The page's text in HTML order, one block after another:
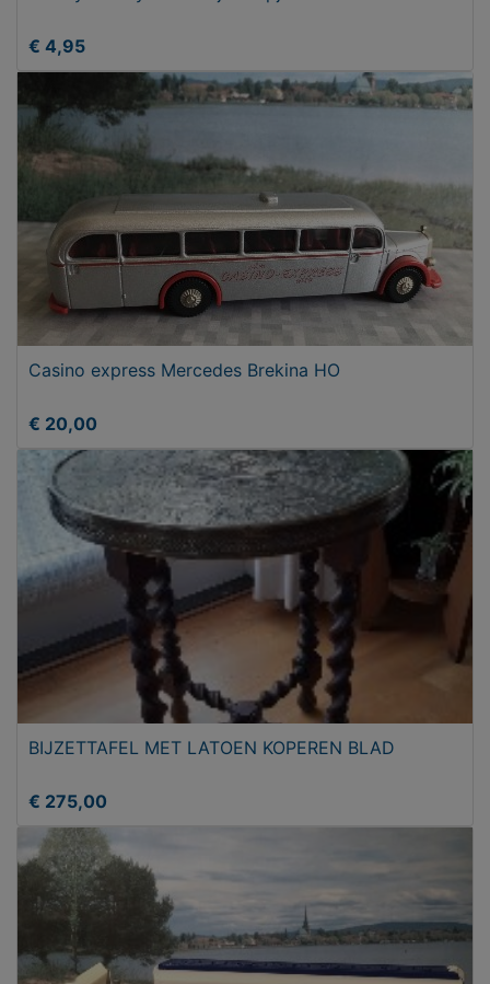
€ 4,95
Casino express Mercedes Brekina HO
€ 20,00
BIJZETTAFEL MET LATOEN KOPEREN BLAD
€ 275,00